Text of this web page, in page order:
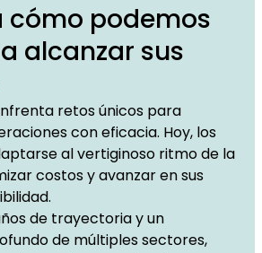
cómo podemos
alcanzar sus
retos únicos para
con eficacia. Hoy, los
al vertiginoso ritmo de la
costos y avanzar en sus
de trayectoria y un
de múltiples sectores,